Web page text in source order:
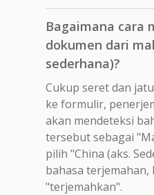
Bagaimana cara
dokumen dari
sederhana)?
Cukup seret dan
ke formulir,
akan mendeteksi
tersebut sebagai
pilih "China (aks.
bahasa
"terjemahkan".